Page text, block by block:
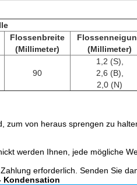
Flossenbreite
(Millimeter)
(Millimeter)
90
1,2 (S),
2,6 (B),
2,0 (N)
zum von heraus sprengen zu
werden Ihnen, jede mögliche
erforderlich. Senden Sie
Kondensation